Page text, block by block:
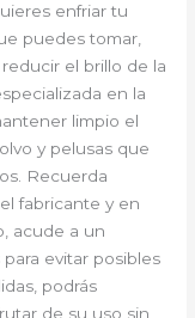
enfriar tu
puedes tomar,
el brillo de la
en la
limpio el
y pelusas que
Recuerda
fabricante y en
acude a un
evitar posibles
podrás
de su uso sin